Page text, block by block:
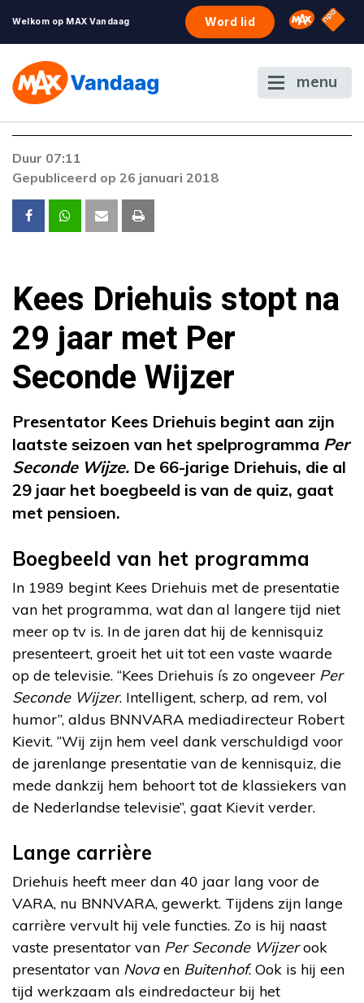
Welkom op MAX Vandaag Word lid Omroep
NPO
menu
De gewenste stream is op dit moment niet
voordoen, neem dan contact op met onze
klantenservice.
Duur 07:11
Gepubliceerd op 26 januari 2018
Kees Driehuis stopt na
29 jaar met Per
Seconde Wijzer
Presentator Kees Driehuis begint aan zijn
laatste seizoen van het spelprogramma Per
Seconde Wijze. De 66-jarige Driehuis, die al
29 jaar het boegbeeld is van de quiz, gaat
met pensioen.
Boegbeeld van het programma
In 1989 begint Kees Driehuis met de presentatie
van het programma, wat dan al langere tijd niet
meer op tv is. In de jaren dat hij de kennisquiz
presenteert, groeit het uit tot een vaste waarde
op de televisie. “Kees Driehuis ís zo ongeveer Per
Seconde Wijzer. Intelligent, scherp, ad rem, vol
humor”, aldus BNNVARA mediadirecteur Robert
Kievit. “Wij zijn hem veel dank verschuldigd voor
de jarenlange presentatie van de kennisquiz, die
mede dankzij hem behoort tot de klassiekers van
de Nederlandse televisie”, gaat Kievit verder.
Lange carrière
Driehuis heeft meer dan 40 jaar lang voor de
VARA, nu BNNVARA, gewerkt. Tijdens zijn lange
carrière vervult hij vele functies. Zo is hij naast
vaste presentator van Per Seconde Wijzerook
presentator van Novaen Buitenhof. Ook is hij een
tijd werkzaam als eindredacteur bij het